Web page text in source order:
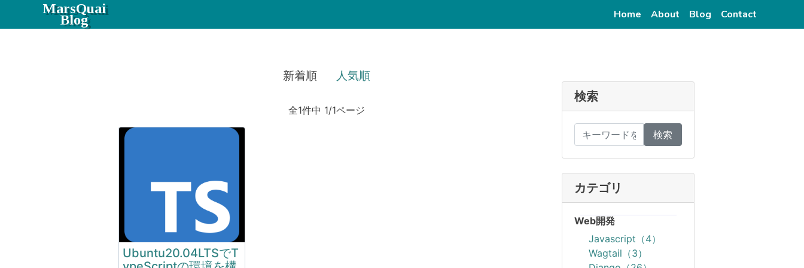
MarsQuai
Blog Home (current)
About (current)
Blog (current)
Contact
新着順 人気順
全1件中 1/1ページ
Ubuntu20.04LTSでT
検索
検索
カテゴリ
Web開発
Javascript（4）
Wagtail（3）